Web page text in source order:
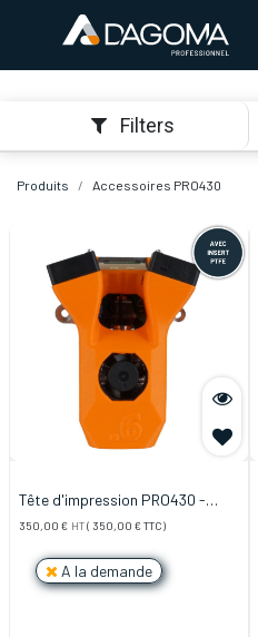
Filters
Produits Accessoires PRO430
Tête d'impression PRO430 -
INSERT PTFE - 0.6mm Laiton
350,00 € HT( 350,00 €TTC)
A la demande